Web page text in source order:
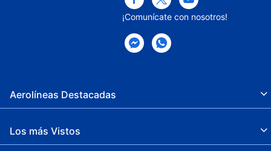
¡Comunícate con nosotros!
Aerolíneas Destacadas
Los más Vistos